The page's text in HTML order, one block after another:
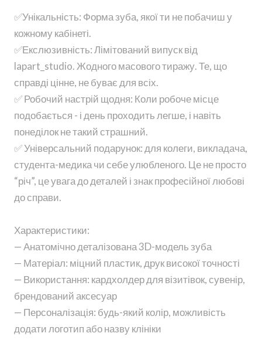
✅Унікальність: Форма зуба, якої ти не побачиш у
кожному кабінеті.
✅Екслюзивність: Лімітований випуск від
lapart_studio. Жодного масового тиражу. Те, що
справді цінне, не буває для всіх.
✅ Робочий настрій щодня: Коли робоче місце
подобається - і день проходить легше, і навіть
понеділок не такий страшний.
✅ Універсальний подарунок: для колеги, викладача,
студента-медика чи себе улюбленого. Це не просто
“річ”, це увага до деталей і знак професійної любові
до справи.
Характеристики:
— Анатомічно деталізована 3D-модель зуба
— Матеріал: міцний пластик, друк високої точності
— Використання: кардхолдер для візитівок, сувенір,
брендований аксесуар
— Персоналізація: будь-який колір, можливість
додати логотип або назву клініки